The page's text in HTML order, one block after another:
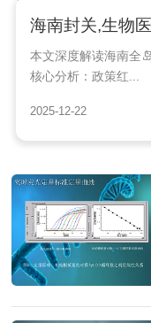
本文深度解读海南全
核心分析：政策红...
2025-12-22